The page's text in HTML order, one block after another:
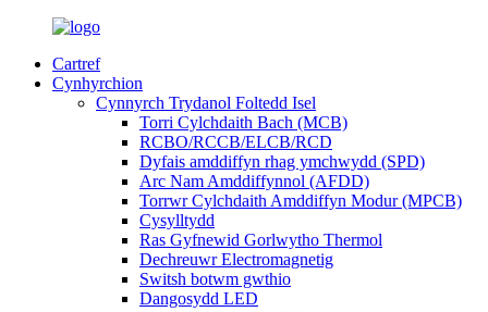
Cartref
Cynhyrchion
Cynnyrch Trydanol Foltedd Isel
Torri Cylchdaith Bach (MCB)
RCBO/RCCB/ELCB/RCD
Dyfais amddiffyn rhag ymchwydd (SPD)
Arc Nam Amddiffynnol (AFDD)
Torrwr Cylchdaith Amddiffyn Modur (MPCB)
Cysylltydd
Ras Gyfnewid Gorlwytho Thermol
Dechreuwr Electromagnetig
Switsh botwm gwthio
Dangosydd LED